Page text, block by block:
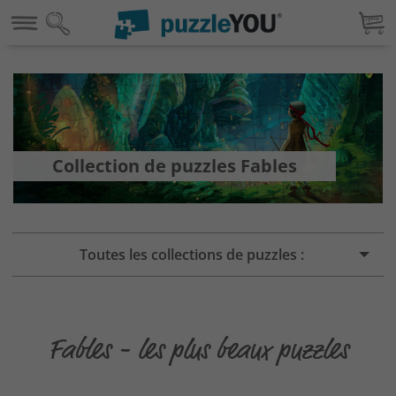
Collection de puzzles Fables
Toutes les collections de puzzles :
Fables - les plus beaux puzzles